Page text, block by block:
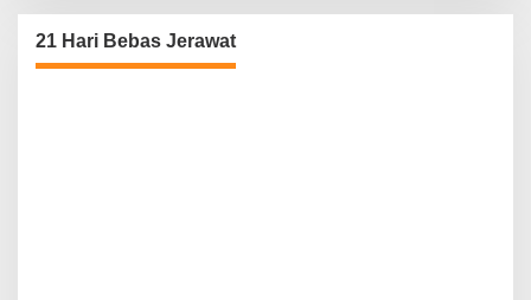
21 Hari Bebas Jerawat